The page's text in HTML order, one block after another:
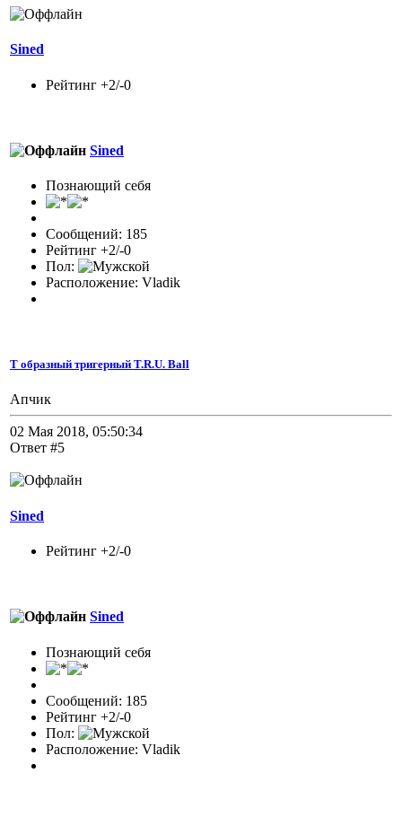
Sined
Рейтинг +2/-0
Sined
Познающий себя
Сообщений: 185
Рейтинг +2/-0
Пол:
Расположение: Vladik
Т образный тригерный T.R.U. Ball
Апчик
02 Мая 2018, 05:50:34
Ответ #5
Sined
Рейтинг +2/-0
Sined
Познающий себя
Сообщений: 185
Рейтинг +2/-0
Пол:
Расположение: Vladik